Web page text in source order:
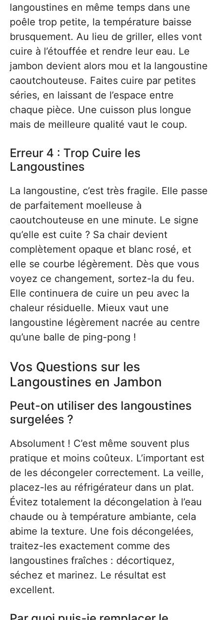
langoustines en même temps dans une
poêle trop petite, la température baisse
brusquement. Au lieu de griller, elles vont
cuire à l’étouffée et rendre leur eau. Le
jambon devient alors mou et la langoustine
caoutchouteuse. Faites cuire par petites
séries, en laissant de l’espace entre
chaque pièce. Une cuisson plus longue
mais de meilleure qualité vaut le coup.
Erreur 4 : Trop Cuire les
Langoustines
La langoustine, c’est très fragile. Elle passe
de parfaitement moelleuse à
caoutchouteuse en une minute. Le signe
qu’elle est cuite ? Sa chair devient
complètement opaque et blanc rosé, et
elle se courbe légèrement. Dès que vous
voyez ce changement, sortez-la du feu.
Elle continuera de cuire un peu avec la
chaleur résiduelle. Mieux vaut une
langoustine légèrement nacrée au centre
qu’une balle de ping-pong !
Vos Questions sur les
Langoustines en Jambon
Peut-on utiliser des langoustines
surgelées ?
Absolument ! C’est même souvent plus
pratique et moins coûteux. L’important est
de les décongeler correctement. La veille,
placez-les au réfrigérateur dans un plat.
Évitez totalement la décongelation à l’eau
chaude ou à température ambiante, cela
abime la texture. Une fois décongelées,
traitez-les exactement comme des
langoustines fraîches : décortiquez,
séchez et marinez. Le résultat est
excellent.